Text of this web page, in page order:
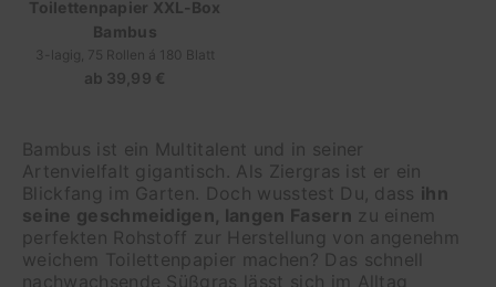
Toilettenpapier XXL-Box
Bambus
3-lagig, 75 Rollen á 180 Blatt
ab
Regulärer
39,99 €
Bambus ist ein Multitalent und in seiner
Artenvielfalt gigantisch. Als Ziergras ist er ein
Blickfang im Garten. Doch wusstest Du, dass ihn
seine geschmeidigen, langen Fasern zu einem
perfekten Rohstoff zur Herstellung von angenehm
weichem Toilettenpapier machen? Das schnell
nachwachsende Süßgras lässt sich im Alltag